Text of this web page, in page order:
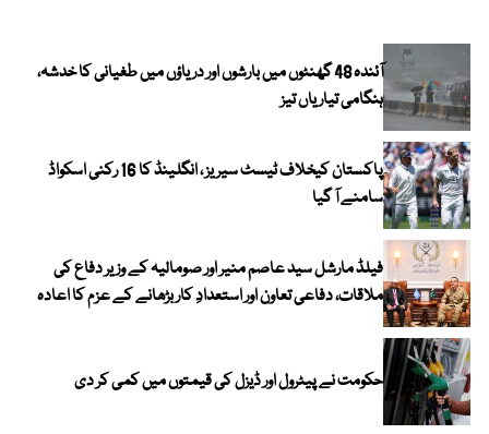
آئندہ 48 گھنٹوں میں بارشوں اور دریاؤں میں طغیانی کا خدشہ،
ہنگامی تیاریاں تیز
پاکستان کیخلاف ٹیسٹ سیریز ، انگلینڈ کا 16 رکنی اسکواڈ
سامنے آ گیا
فیلڈ مارشل سید عاصم منیر اور صومالیہ کے وزیر دفاع کی
ملاقات، دفاعی تعاون اور استعدادِ کار بڑھانے کے عزم کا اعادہ
حکومت نے پیٹرول اور ڈیزل کی قیمتوں میں کمی کر دی